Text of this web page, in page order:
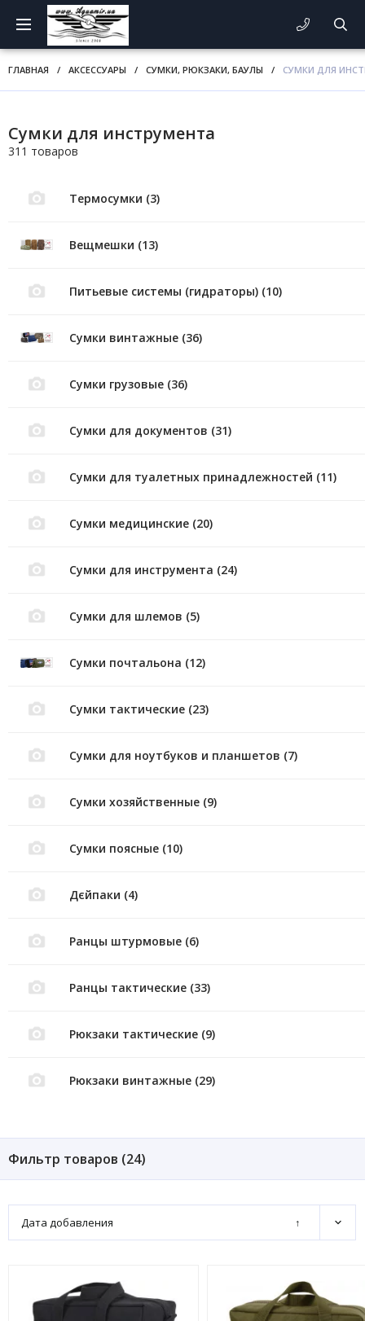
ГЛАВНАЯ / АКСЕССУАРЫ / СУМКИ, РЮКЗАКИ, БАУЛЫ / СУМКИ ДЛЯ
Сумки для инструмента
311 товаров
Термосумки (3)
Вещмешки (13)
Питьевые системы (гидраторы) (10)
Сумки винтажные (36)
Сумки грузовые (36)
Сумки для документов (31)
Сумки для туалетных принадлежностей (11)
Сумки медицинские (20)
Сумки для инструмента (24)
Сумки для шлемов (5)
Сумки почтальона (12)
Сумки тактические (23)
Сумки для ноутбуков и планшетов (7)
Сумки хозяйственные (9)
Сумки поясные (10)
Дєйпаки (4)
Ранцы штурмовые (6)
Ранцы тактические (33)
Рюкзаки тактические (9)
Рюкзаки винтажные (29)
Фильтр товаров (24)
Дата добавления ↑